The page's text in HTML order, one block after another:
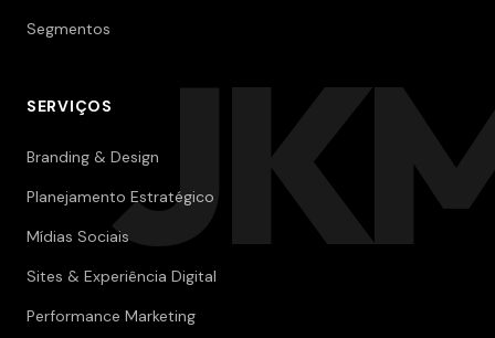
Segmentos
SERVIÇOS
Branding & Design
Planejamento Estratégico
Mídias Sociais
Sites & Experiência Digital
Performance Marketing